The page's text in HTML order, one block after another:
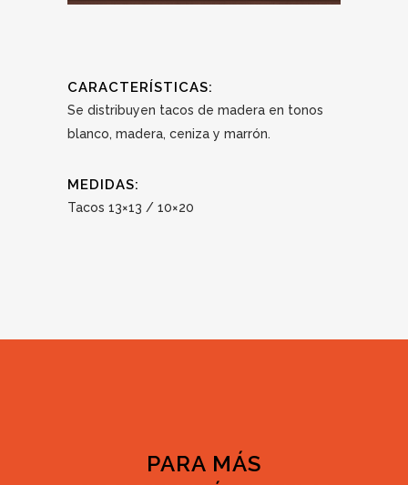
CARACTERÍSTICAS:
Se distribuyen tacos de madera en tonos
blanco, madera, ceniza y marrón.
MEDIDAS:
Tacos 13×13 / 10×20
PARA MÁS